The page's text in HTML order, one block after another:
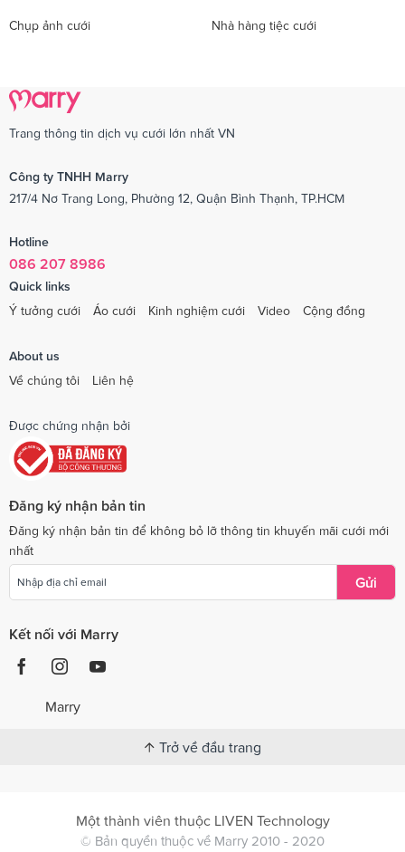
Chụp ảnh cưới Nhà hàng tiệc cưới
Trang thông tin dịch vụ cưới lớn nhất VN
Công ty TNHH Marry
217/4 Nơ Trang Long, Phường 12, Quận Bình Thạnh, TP.HCM
Hotline
086 207 8986
Quick links
Ý tưởng cưới
Áo cưới Kinh nghiệm cưới Video Cộng đồng
About us
Về chúng tôi
Liên hệ
Được chứng nhận bởi
Đăng ký nhận bản tin
Đăng ký nhận bản tin để không bỏ lỡ thông tin khuyến mãi cưới mới
nhất
Gửi
Kết nối với Marry
Marry
Trở về đầu trang
Một thành viên thuộc LIVEN Technology
© Bản quyền thuộc về Marry 2010 - 2020